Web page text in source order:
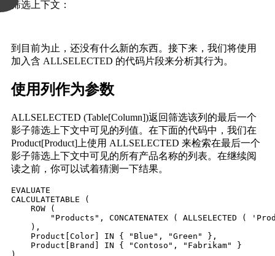
筛选上下文：
到目前为止，还没有什么新的东西。接下来，我们将使用
加入含 ALLSELECTED 的代码片段来分析其行为。
使用列作为参数
ALLSELECTED (Table[Column])返回筛选该列的最后一个
影子筛选上下文中可见的列值。在下面的代码中，我们在
Product[Product]上使用 ALLSELECTED 来检索在最后一个
影子筛选上下文中可见的所有产品名称的列表。在继续阅
读之前，你可以试着猜测一下结果。
EVALUATE
CALCULATETABLE (
    ROW (
"Products", CONCATENATEX ( ALLSELECTED (
    ),
    Product[Color] IN { "Blue", "Green" },
    Product[Brand] IN { "Contoso", "Fabrikam" }